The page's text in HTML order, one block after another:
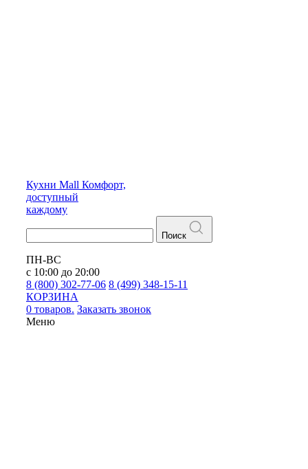
Кухни Mall Комфорт,
доступный
каждому
Поиск
ПН-ВС
с 10:00 до 20:00
8 (800) 302-77-06 8 (499) 348-15-11
КОРЗИНА
0 товаров. Заказать звонок
Меню